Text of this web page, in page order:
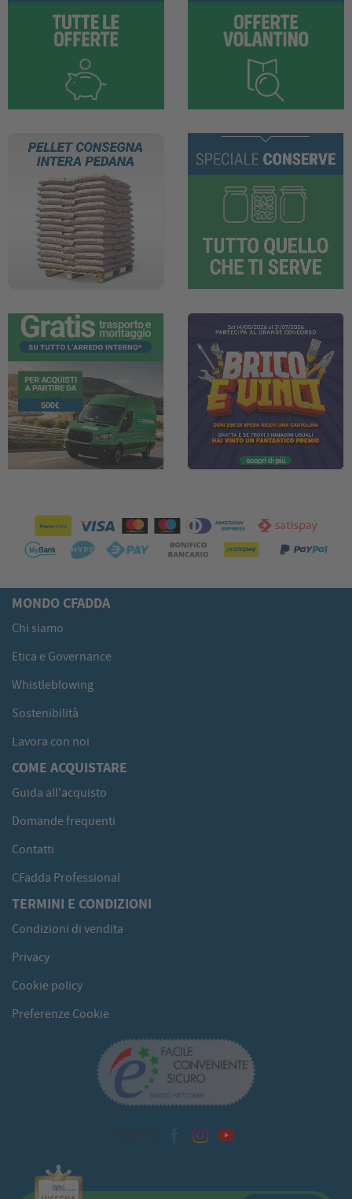
MONDO CFADDA
Chi siamo
Etica e Governance
Whistleblowing
Sostenibilità
Lavora con noi
COME ACQUISTARE
Guida all'acquisto
Domande frequenti
Contatti
CFadda Professional
TERMINI E CONDIZIONI
Condizioni di vendita
Privacy
Cookie policy
Preferenze Cookie
Seguici su